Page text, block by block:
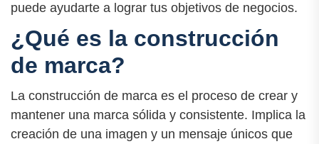
puede ayudarte a lograr tus objetivos de negocios.
¿Qué es la construcción
de marca?
La construcción de marca es el proceso de crear y
mantener una marca sólida y consistente. Implica la
creación de una imagen y un mensaje únicos que